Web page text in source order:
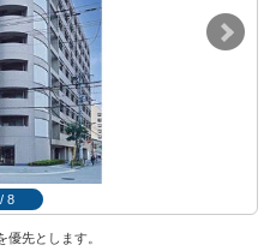
/ 8
先とします。